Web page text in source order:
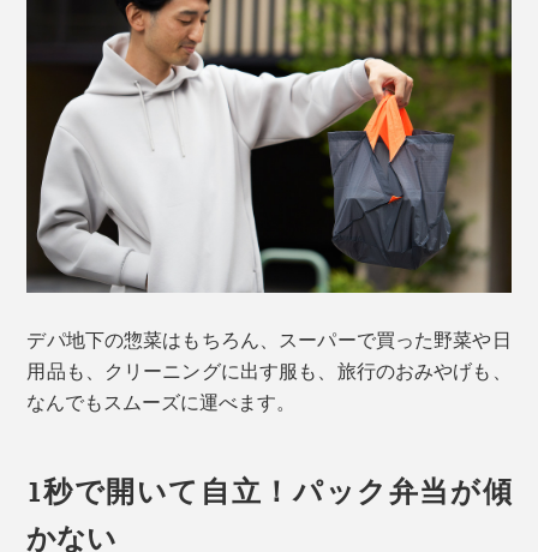
デパ地下の惣菜はもちろん、スーパーで買った野菜や日
用品も、クリーニングに出す服も、旅行のおみやげも、
なんでもスムーズに運べます。
1秒で開いて自立！パック弁当が傾
かない